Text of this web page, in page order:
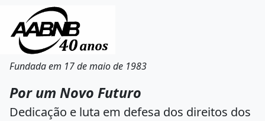
Fundada em 17 de maio de 1983
Por um Novo Futuro
Dedicação e luta em defesa dos direitos dos